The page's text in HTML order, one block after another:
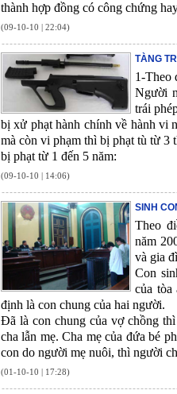
thành hợp đồng có công chứng
(09-10-10 | 22:04)
TÀNG
1-Theo
Người
trái
bị xử phạt hành chính về hành vi
mà còn vi phạm thì bị phạt tù từ 3
bị phạt từ 1 đến 5 năm:
(09-10-10 | 14:06)
SINH
Theo
năm
và gia
Con
của
định là con chung của hai người.
Đã là con chung của vợ chồng
cha lẫn mẹ. Cha mẹ của đứa bé
con do người mẹ nuôi, thì người
(01-10-10 | 17:28)